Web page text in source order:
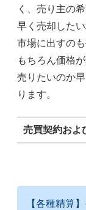
く、売り主の
早く売却した
市場に出すの
もちろん価格
売りたいのか
ります。
売買契約およ
【各種精算